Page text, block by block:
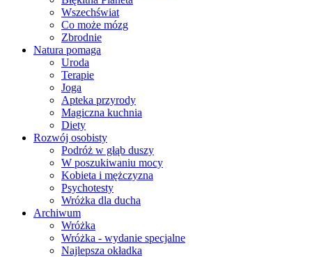
Wszechświat
Co może mózg
Zbrodnie
Natura pomaga
Uroda
Terapie
Joga
Apteka przyrody
Magiczna kuchnia
Diety
Rozwój osobisty
Podróż w głąb duszy
W poszukiwaniu mocy
Kobieta i mężczyzna
Psychotesty
Wróżka dla ducha
Archiwum
Wróżka
Wróżka - wydanie specjalne
Najlepsza okładka